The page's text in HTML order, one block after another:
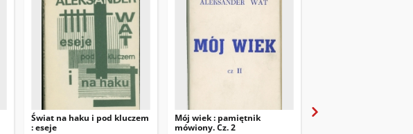
Świat na haku i pod kluczem
: eseje
Mój wiek : pamiętnik
mówiony. Cz. 2